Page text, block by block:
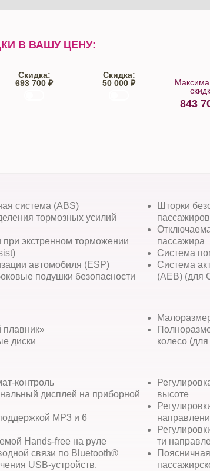
В ВАШУ ЦЕНУ:
Скидка:
693 700 ₽
Скидка:
50 000 ₽
843
система (ABS)
тормозных усилий
экстренном торможении
автомобиля (ESP)
подушки безопасности
Шторки
пассажиров
пассажира
Система
Система
(AEB) (для
плавник»
диски
колесо
контроль
дисплей на приборной
MP3 и 6
Hands-free на руле
связи по Bluetooth®
USB-устройств,
высоте
ти